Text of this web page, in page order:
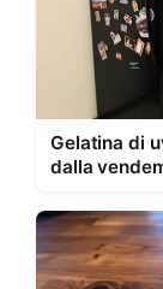
Gelatina di
dalla